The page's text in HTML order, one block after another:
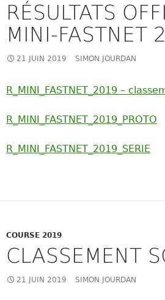
RÉSULTATS
MINI-FASTNET
21 JUIN 2019 SIMON JOURDAN
R_MINI_FASTNET_2019 –
R_MINI_FASTNET_2019_PROTO
R_MINI_FASTNET_2019_SERIE
COURSE 2019
CLASSEMENT
21 JUIN 2019 SIMON JOURDAN